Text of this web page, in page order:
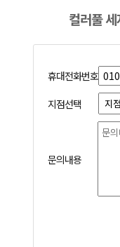
컬러풀
휴대전화번호
지점선택
문의내용